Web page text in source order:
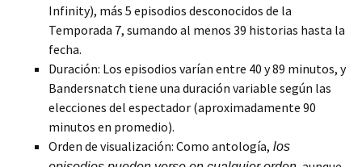
Infinity), más 5 episodios desconocidos de la
Temporada 7, sumando al menos 39 historias hasta la
fecha.
Duración: Los episodios varían entre 40 y 89 minutos, y
Bandersnatch tiene una duración variable según las
elecciones del espectador (aproximadamente 90
minutos en promedio).
Orden de visualización: Como antología, los